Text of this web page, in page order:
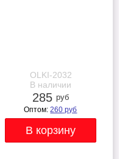
OLKI-2032
В наличии
285 руб
Оптом:260 руб